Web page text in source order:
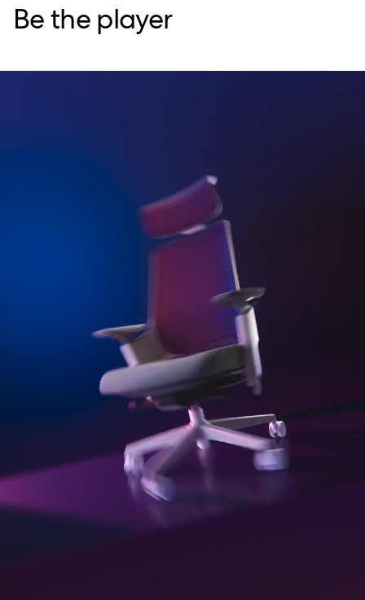
Be the player